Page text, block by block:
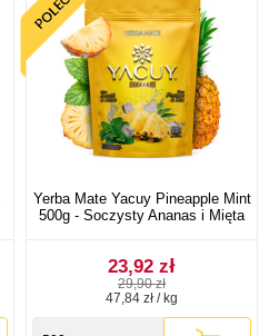
Yerba Mate Yacuy Pineapple Mint
500g - Soczysty Ananas i Mięta
23,92 zł
29,90 zł
47,84 zł / kg